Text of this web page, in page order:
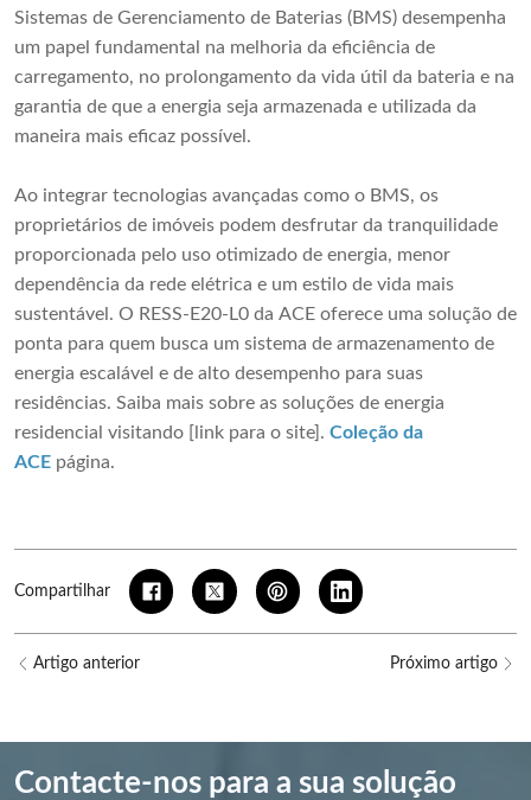
Sistemas de Gerenciamento de Baterias (BMS) desempenha
um papel fundamental na melhoria da eficiência de
carregamento, no prolongamento da vida útil da bateria e na
garantia de que a energia seja armazenada e utilizada da
maneira mais eficaz possível.
Ao integrar tecnologias avançadas como o BMS, os
proprietários de imóveis podem desfrutar da tranquilidade
proporcionada pelo uso otimizado de energia, menor
dependência da rede elétrica e um estilo de vida mais
sustentável. O RESS-E20-L0 da ACE oferece uma solução de
ponta para quem busca um sistema de armazenamento de
energia escalável e de alto desempenho para suas
residências. Saiba mais sobre as soluções de energia
residencial visitando [link para o site]. Coleção da
ACE página.
Compartilhar
Artigo anterior Próximo artigo
Contacte-nos para a sua solução